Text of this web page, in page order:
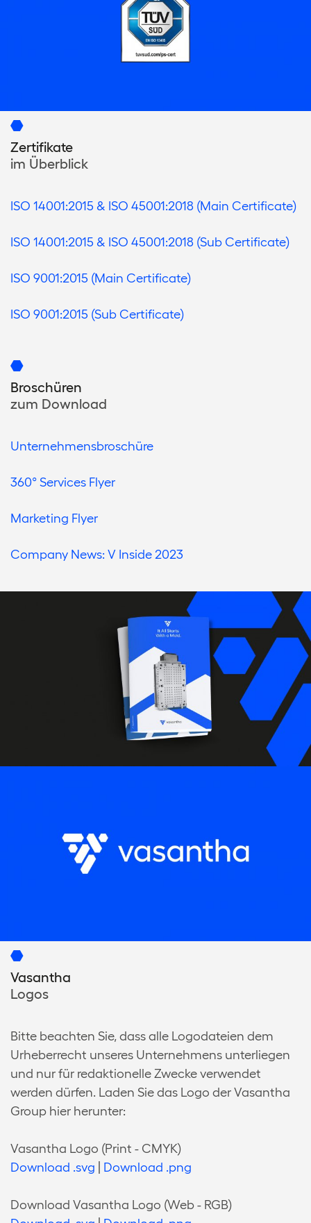
Zertifikate
im Überblick
ISO 14001:2015 & ISO 45001:2018 (Main Certificate)
ISO 14001:2015 & ISO 45001:2018 (Sub Certificate)
ISO 9001:2015 (Main Certificate)
ISO 9001:2015 (Sub Certificate)
Broschüren
zum Download
Unternehmensbroschüre
360° Services Flyer
Marketing Flyer
Company News: V Inside 2023
Vasantha
Logos
Bitte beachten Sie, dass alle Logodateien dem
Urheberrecht unseres Unternehmens unterliegen
und nur für redaktionelle Zwecke verwendet
werden dürfen. Laden Sie das Logo der Vasantha
Group hier herunter:
Vasantha Logo (Print - CMYK)
Download .svg
Download .png
Download Vasantha Logo (Web - RGB)